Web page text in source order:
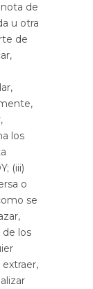
de
u otra
de
los
(iii)
o
se
los